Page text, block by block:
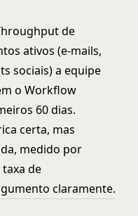
de
ativos (e-mails,
sociais) a equipe
o Workflow
60 dias.
certa, mas
medido por
de
claramente.